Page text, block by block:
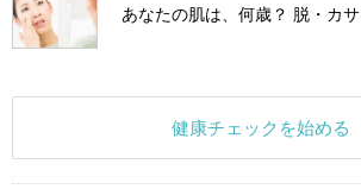
あなたの肌は、何歳？ 脱・カサ
健康チェックを始める